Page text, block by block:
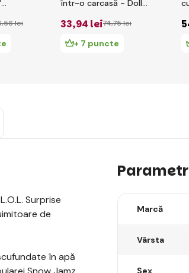
,56 lei
într-o carcasă - Dolls
33,94 lei74,75 lei
+ 7 puncte
Surprise
de
în apă
Marcă
Vârsta
Sex